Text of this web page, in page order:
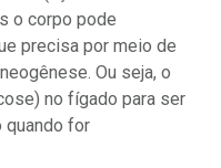
o corpo pode
precisa por meio de
Ou seja, o
no fígado para ser
quando for